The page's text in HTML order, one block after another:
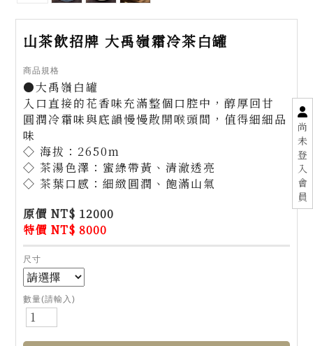
尚
未
登
入
會
員
山茶飲招牌 大禹嶺霜冷茶白罐
商品規格
●大禹嶺白罐
入口直接的花香味充滿整個口腔中，醇厚回甘
圓潤冷霜味與底韻慢慢散開喉頭間，值得細細品
味
◇ 海拔：2650m
◇ 茶湯色澤：蜜綠帶黃、清澈透亮
◇ 茶葉口感：細緻圓潤、飽滿山氣
原價 NT$ 12000
特價 NT$ 8000
尺寸
數量(請輸入)